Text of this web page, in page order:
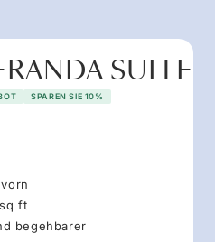
SUITE
SPAREN SIE 10%
ft
begehbarer